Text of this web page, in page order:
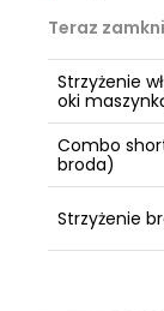
Teraz
Strzyżenie
oki
Combo
broda)
Strzyżenie